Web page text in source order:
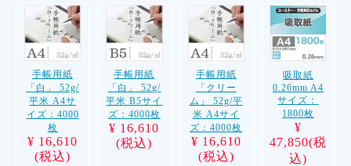
手帳用紙
「白」 52g/
平米 A4サ
イズ：4000
枚
¥ 16,610
(税込)
手帳用紙
「白」 52g/
平米 B5サイ
ズ：4000枚
¥ 16,610
(税込)
手帳用紙
「クリー
ム」 52g/平
米 A4サイ
ズ：4000枚
¥ 16,610
(税込)
吸取紙
0.26mm A4
サイズ：
1800枚
¥
47,850(税
込)